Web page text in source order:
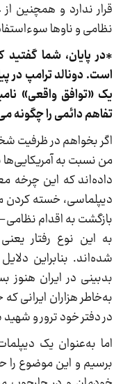
قرار ندارد و همچنین
نظامی و ناوها
*در پایان، شما گفتید
است. دونالد ترامپ در
یک «توافق واقعی»
تفاهم دائمی را چگونه
اگر بخواهم در ظرفیت
من نسبت به آمریکایی‌ها
داده‌اند که این
دیپلماسی، خسته کردن
بازگشت به اقدام
به این نوع رفتار
شده‌اند. بنابراین
بدبینی در ایران
به‌خاطر هزاران ایرانی
در دفتر خود ترور و
اما به‌عنوان یک
برسیم و این موضوع